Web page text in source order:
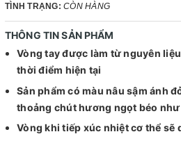
TÌNH TRẠNG: CÒN HÀNG
THÔNG TIN SẢN PHẨM
Vòng tay được làm từ nguyên
thời điểm hiện tại
Sản phẩm có màu nâu sậm ánh
thoảng chút hương ngọt béo
Vòng khi tiếp xúc nhiệt cơ thể sẽ